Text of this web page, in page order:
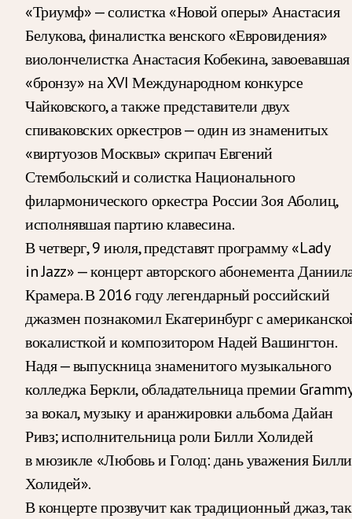
«Триумф» — солистка «Новой оперы» Анастасия
Белукова, финалистка венского «Евровидения»
виолончелистка Анастасия Кобекина, завоевавшая
«бронзу» на XVI Международном конкурсе
Чайковского, а также представители двух
спиваковских оркестров — один из знаменитых
«виртуозов Москвы» скрипач Евгений
Стембольский и солистка Национального
филармонического оркестра России Зоя Аболиц,
исполнявшая партию клавесина.
В четверг, 9 июля, представят программу «Lady
in Jazz» — концерт авторского абонемента
Крамера. В 2016 году легендарный российский
джазмен познакомил Екатеринбург с
вокалисткой и композитором Надей Вашингтон.
Надя — выпускница знаменитого музыкального
колледжа Беркли, обладательница премии
за вокал, музыку и аранжировки альбома Дайан
Ривз; исполнительница роли Билли Холидей
в мюзикле «Любовь и Голод: дань уважения Билли
Холидей».
В концерте прозвучит как традиционный джаз, так